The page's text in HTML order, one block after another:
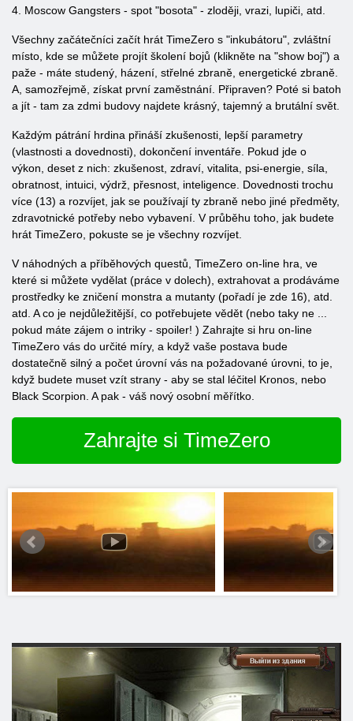
4. Moscow Gangsters - spot "bosota" - zloději, vrazi, lupiči, atd.
Všechny začátečníci začít hrát TimeZero s "inkubátoru", zvláštní
místo, kde se můžete projít školení bojů (klikněte na "show boj") a
paže - máte studený, házení, střelné zbraně, energetické zbraně.
A, samozřejmě, získat první zaměstnání. Připraven? Poté si batoh
a jít - tam za zdmi budovy najdete krásný, tajemný a brutální svět.
Každým pátrání hrdina přináší zkušenosti, lepší parametry
(vlastnosti a dovednosti), dokončení inventáře. Pokud jde o
výkon, deset z nich: zkušenost, zdraví, vitalita, psi-energie, síla,
obratnost, intuici, výdrž, přesnost, inteligence. Dovednosti trochu
více (13) a rozvíjet, jak se používají ty zbraně nebo jiné předměty,
zdravotnické potřeby nebo vybavení. V průběhu toho, jak budete
hrát TimeZero, pokuste se je všechny rozvíjet.
V náhodných a příběhových questů, TimeZero on-line hra, ve
které si můžete vydělat (práce v dolech), extrahovat a prodáváme
prostředky ke zničení monstra a mutanty (pořadí je zde 16), atd.
atd. A co je nejdůležitější, co potřebujete vědět (nebo taky ne ...
pokud máte zájem o intriky - spoiler! ) Zahrajte si hru on-line
TimeZero vás do určité míry, a když vaše postava bude
dostatečně silný a počet úrovní vás na požadované úrovni, to je,
když budete muset vzít strany - aby se stal léčitel Kronos, nebo
Black Scorpion. A pak - váš nový osobní měřítko.
Zahrajte si TimeZero